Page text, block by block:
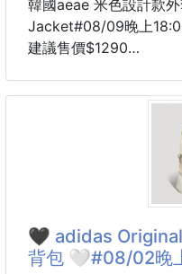
背起來不會有太大負擔
搭配 National
簡約又有戶外休閒感‼️
可以放手機、票卡、耳
開口處有按扣設計
外出攜帶也
韓國aeae 米色設計款
Jacket#08/09晚上
建議售價$1290
這件真的很有復古賽車
以 60-70 年代
米色外套搭配紅黑撞色
簡單一件就很有造型重
胸前 ae 標誌設計低調
拉鍊是 O-ring 圓環拉鍊
🖤 adidas
背包 🤍#08/02晚